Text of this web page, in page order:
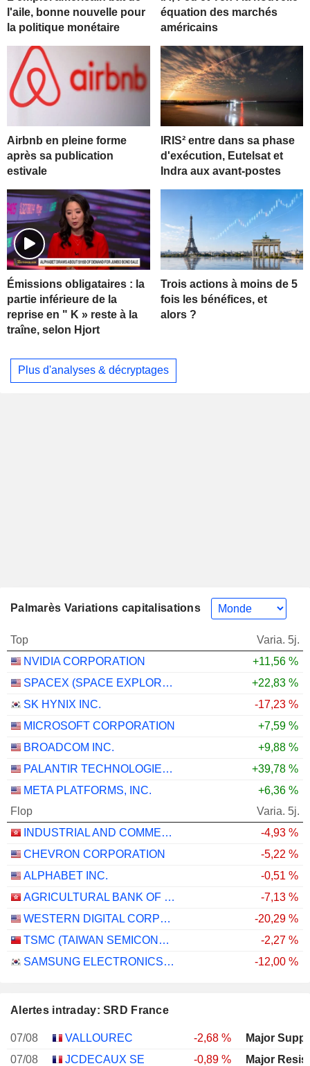
l'aile, bonne nouvelle pour
la politique monétaire
équation des marchés
américains
Airbnb en pleine forme
après sa publication
estivale
IRIS² entre dans sa phase
d'exécution, Eutelsat et
Indra aux avant-postes
Émissions obligataires : la
partie inférieure de la
reprise en " K » reste à la
traîne, selon Hjort
Trois actions à moins de 5
fois les bénéfices, et
alors ?
Plus d'analyses & décryptages
Palmarès Variations capitalisations
Top
Varia. 5j.
NVIDIA CORPORATION
+11,56 %
SPACEX (SPACE EXPLORATION TECHNOLOGIES)
+22,83 %
SK HYNIX INC.
-17,23 %
MICROSOFT CORPORATION
+7,59 %
BROADCOM INC.
+9,88 %
PALANTIR TECHNOLOGIES INC.
+39,78 %
META PLATFORMS, INC.
+6,36 %
Flop
Varia. 5j.
INDUSTRIAL AND COMMERCIAL BANK OF CHINA LIMITED
-4,93 %
CHEVRON CORPORATION
-5,22 %
ALPHABET INC.
-0,51 %
AGRICULTURAL BANK OF CHINA LIMITED
-7,13 %
WESTERN DIGITAL CORPORATION
-20,29 %
TSMC (TAIWAN SEMICONDUCTOR MANUFACTURING COMPANY)
-2,27 %
SAMSUNG ELECTRONICS CO., LTD.
-12,00 %
Alertes intraday: SRD France
07/08 VALLOUREC -2,68 %
Major
07/08
JCDECAUX SE -0,89 %
Major